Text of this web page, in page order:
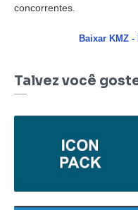
concorrentes.
Baixar KMZ
Talvez você